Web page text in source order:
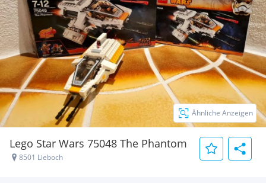
Lego Star Wars 75048 The Phantom
8501 Lieboch
Ähnliche Anzeigen